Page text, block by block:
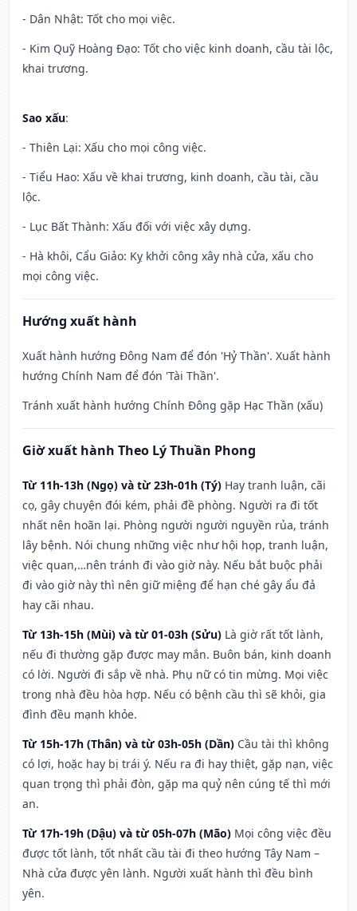
- Dân Nhật: Tốt cho mọi việc.
- Kim Quỹ Hoàng Đạo: Tốt cho việc kinh doanh, cầu tài lộc,
khai trương.
Sao xấu:
- Thiên Lại: Xấu cho mọi công việc.
- Tiểu Hao: Xấu về khai trương, kinh doanh, cầu tài, cầu
lộc.
- Lục Bất Thành: Xấu đối với việc xây dựng.
- Hà khôi, Cẩu Giảo: Kỵ khởi công xây nhà cửa, xấu cho
mọi công việc.
Hướng xuất hành
Xuất hành hướng Đông Nam để đón 'Hỷ Thần'. Xuất hành
hướng Chính Nam để đón 'Tài Thần'.
Tránh xuất hành hướng Chính Đông gặp Hạc Thần (xấu)
Giờ xuất hành Theo Lý Thuần Phong
Từ 11h-13h (Ngọ) và từ 23h-01h (Tý) Hay tranh luận, cãi
cọ, gây chuyện đói kém, phải đề phòng. Người ra đi tốt
nhất nên hoãn lại. Phòng người người nguyền rủa, tránh
lây bệnh. Nói chung những việc như hội họp, tranh luận,
việc quan,…nên tránh đi vào giờ này. Nếu bắt buộc phải
đi vào giờ này thì nên giữ miệng để hạn ché gây ẩu đả
hay cãi nhau.
Từ 13h-15h (Mùi) và từ 01-03h (Sửu) Là giờ rất tốt lành,
nếu đi thường gặp được may mắn. Buôn bán, kinh doanh
có lời. Người đi sắp về nhà. Phụ nữ có tin mừng. Mọi việc
trong nhà đều hòa hợp. Nếu có bệnh cầu thì sẽ khỏi, gia
đình đều mạnh khỏe.
Từ 15h-17h (Thân) và từ 03h-05h (Dần) Cầu tài thì không
có lợi, hoặc hay bị trái ý. Nếu ra đi hay thiệt, gặp nạn, việc
quan trọng thì phải đòn, gặp ma quỷ nên cúng tế thì mới
an.
Từ 17h-19h (Dậu) và từ 05h-07h (Mão) Mọi công việc đều
được tốt lành, tốt nhất cầu tài đi theo hướng Tây Nam –
Nhà cửa được yên lành. Người xuất hành thì đều bình
yên.